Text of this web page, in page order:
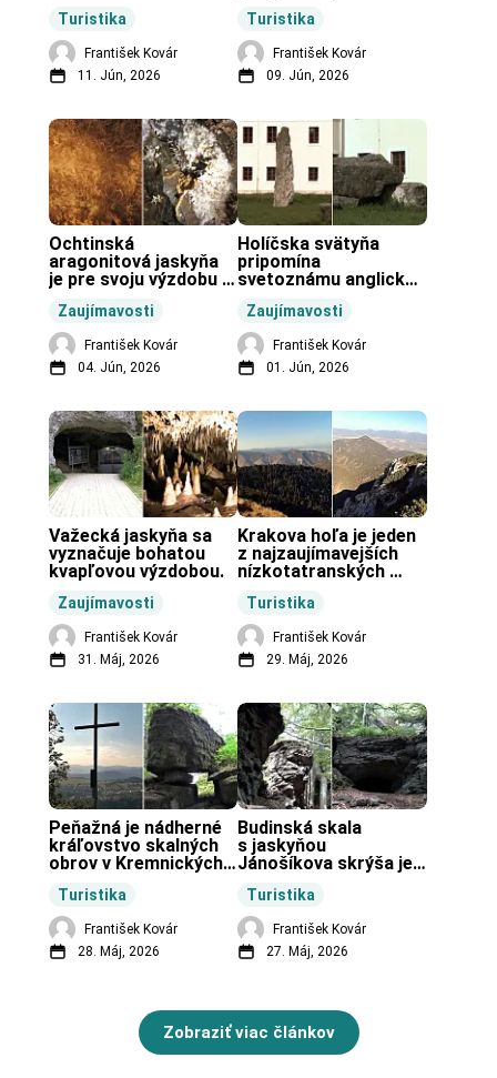
Turistika
František Kovár
11. Jún, 2026
Turistika
František Kovár
09. Jún, 2026
Zaujímavosti
Ochtinská
aragonitová jaskyňa
je pre svoju výzdobu
vo svete.
František Kovár
04. Jún, 2026
Zaujímavosti
Holíčska svätyňa
pripomína
svetoznámu anglickú
František Kovár
01. Jún, 2026
Zaujímavosti
Važecká jaskyňa sa
vyznačuje bohatou
kvapľovou výzdobou.
František Kovár
31. Máj, 2026
Turistika
Krakova hoľa je jeden
z najzaujímavejších
nízkotatranských
František Kovár
29. Máj, 2026
Turistika
Peňažná je nádherné
kráľovstvo skalných
obrov v Kremnických
František Kovár
28. Máj, 2026
Turistika
Budinská skala
s jaskyňou
Jánošíkova skrýša je
obci Budiná.
František Kovár
27. Máj, 2026
Zobraziť viac článkov